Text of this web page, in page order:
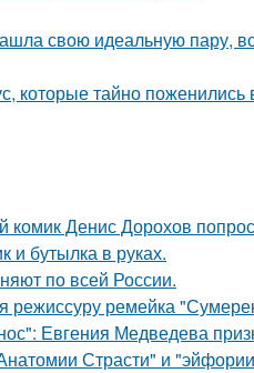
свою идеальную пару,
которые тайно
Денис Дорохов
и бутылка в руках.
по всей России.
режиссуру ремейка
Евгения Медведева
Страсти" и